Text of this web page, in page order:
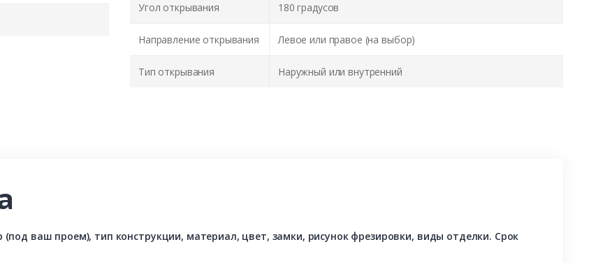
Угол открывания 180 градусов
Направление открывания Левое или правое (на выбор)
Тип открывания Наружный или внутренний
ваш проем), тип конструкции, материал, цвет, замки, рисунок фрезировки, виды отделки. Срок